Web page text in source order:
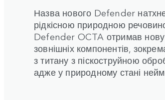
Назва нового Defender
рідкісною природною
Defender OCTA отримав нову
зовнішніх компонентів,
з титану з піскоструйною
адже у природному стані